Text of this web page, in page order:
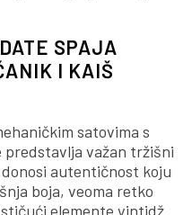
SPAJA
I KAIŠ
satovima s
važan tržišni
autentičnost koju
boja, veoma retko
elemente vintidž